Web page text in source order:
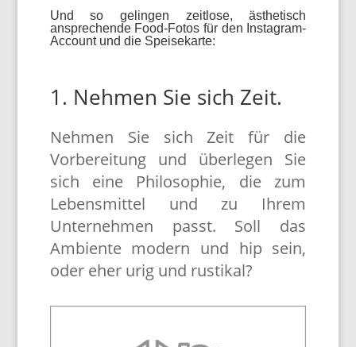
Und so gelingen zeitlose, ästhetisch
ansprechende Food-Fotos für den Instagram-
Account und die Speisekarte:
1. Nehmen Sie sich Zeit.
Nehmen Sie sich Zeit für die
Vorbereitung und überlegen Sie
sich eine Philosophie, die zum
Lebensmittel und zu Ihrem
Unternehmen passt. Soll das
Ambiente modern und hip sein,
oder eher urig und rustikal?